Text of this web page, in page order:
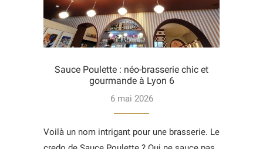
Sauce Poulette : néo-brasserie chic et
gourmande à Lyon 6
6 mai 2026
Voilà un nom intrigant pour une brasserie. Le